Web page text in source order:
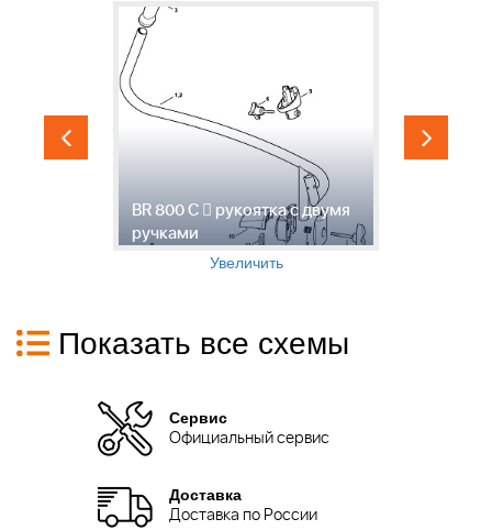
BR 800 C  рукоятка с двумя
ручками
Увеличить
Показать все схемы
Сервис
Официальный сервис
Доставка
Доставка по России